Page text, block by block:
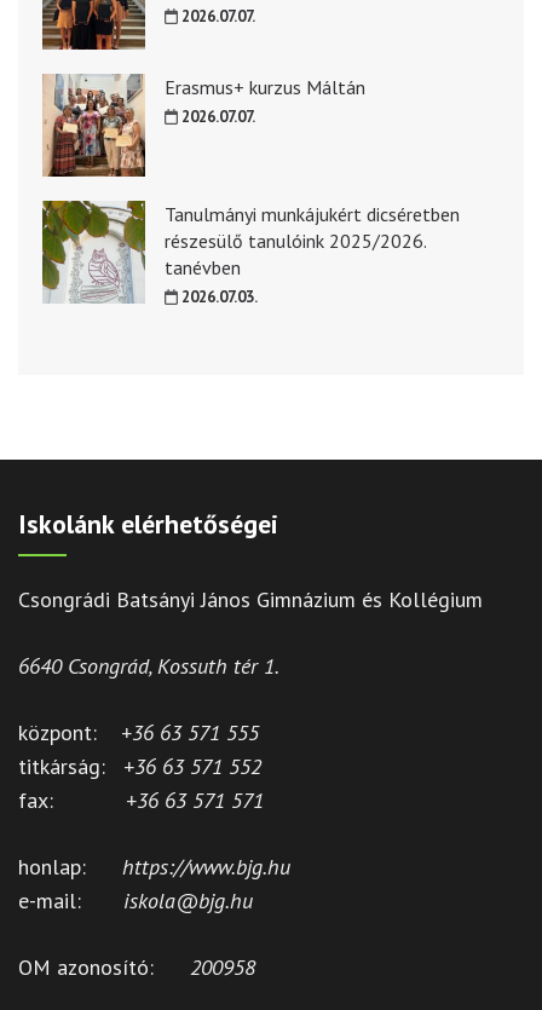
2026.07.07.
Erasmus+ kurzus Máltán
2026.07.07.
Tanulmányi munkájukért dicséretben
részesülő tanulóink 2025/2026.
tanévben
2026.07.03.
Iskolánk elérhetőségei
Csongrádi Batsányi János Gimnázium és Kollégium
6640 Csongrád, Kossuth tér 1.
központ: +36 63 571 555
titkárság: +36 63 571 552
fax: +36 63 571 571
honlap: https://www.bjg.hu
e-mail: iskola@bjg.hu
OM azonosító: 200958